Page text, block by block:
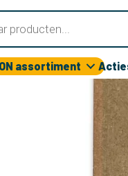
assortiment